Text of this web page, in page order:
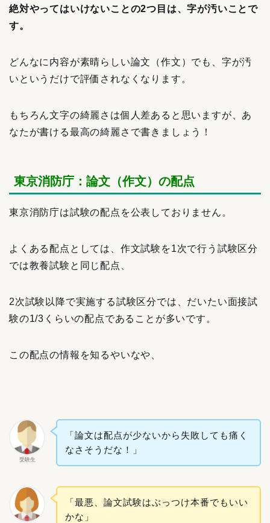
絶対やってはいけないことの2つ目は、字が汚いことで
す。
どんなに内容が素晴らしい論文（作文）でも、字が汚
いというだけで評価されなくなります。
もちろん文字の綺麗さは個人差あると思いますが、あ
なたが書ける最高の綺麗さで書きましょう！
東京消防庁：論文（作文）の配点
東京消防庁は試験の配点を公表しておりません。
よくある配点としては、作文試験を1次で行う試験区分
では教養試験と同じ配点、
2次試験以降で実施する試験区分では、だいたい面接試
験の1/3くらいの配点であることが多いです。
この配点の情報を知るやいなや、
受験生
「論文は配点が少ないから失敗しても痛く
なさそうだな！」
「最悪、論文試験はぶっつけ本番でもいい
かな」